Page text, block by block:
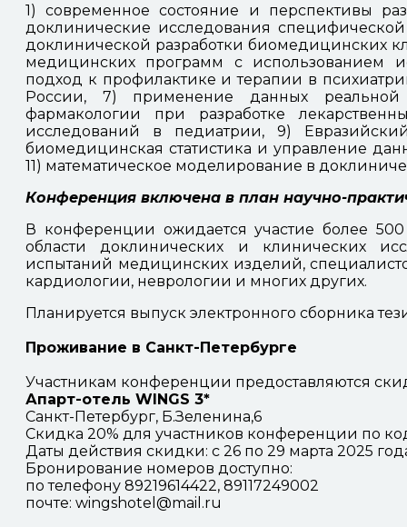
1) современное состояние и перспективы
доклинические исследования
доклинической разработки биомедицинских
медицинских программ с использованием
подход к профилактике и терапии в
России, 7) применение данных
фармакологии при разработке
исследований в педиатрии, 9)
биомедицинская статистика и управление
11) математическое моделирование в
Конференция включена в план научно-
В конференции ожидается участие более
области доклинических и клинических
испытаний медицинских изделий,
кардиологии, неврологии и многих других.
Планируется выпуск электронного сборника
Проживание в Санкт-Петербурге
Участникам конференции предоставляются
Апарт-отель WINGS 3*
Санкт-Петербург, Б.Зеленина,6
Скидка 20% для участников конференции по
Даты действия скидки: с 26 по 29 марта 2025
Бронирование номеров доступно:
по телефону 89219614422, 89117249002
почте: wingshotel@mail.ru